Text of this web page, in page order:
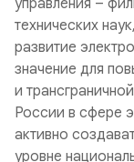
управления –
технических
развитие
значение для
и
России в сфере
активно
уровне